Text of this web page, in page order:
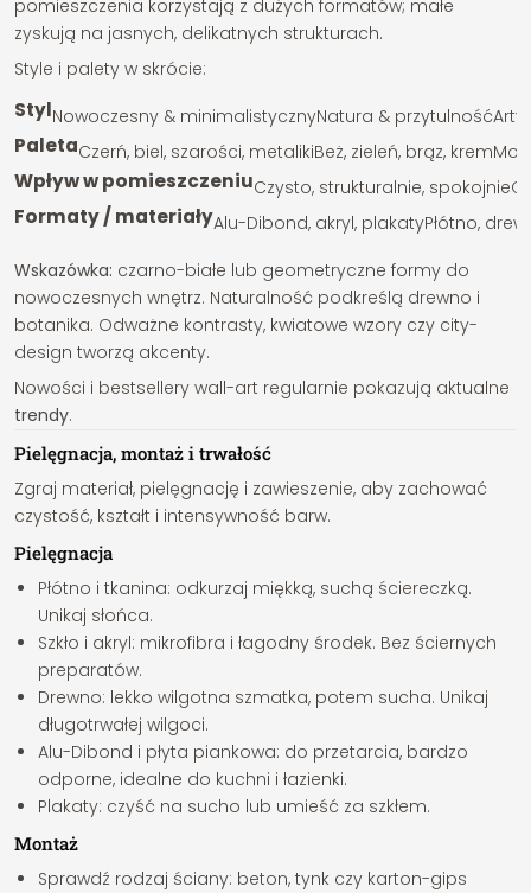
pomieszczenia korzystają z dużych formatów; małe
zyskują na jasnych, delikatnych strukturach.
Style i palety w skrócie:
StylNowoczesny & minimalistycznyNatura & przytulność
PaletaCzerń, biel, szarości, metalikiBeż, zieleń, brąz, krem
Wpływ w pomieszczeniuCzysto, strukturalnie, spokojnie
Formaty / materiałyAlu-Dibond, akryl, plakatyPłótno,
Wskazówka: czarno-białe lub geometryczne formy do
nowoczesnych wnętrz. Naturalność podkreślą drewno i
botanika. Odważne kontrasty, kwiatowe wzory czy city-
design tworzą akcenty.
Nowości i bestsellery wall-art regularnie pokazują aktualne
trendy.
Pielęgnacja, montaż i trwałość
Zgraj materiał, pielęgnację i zawieszenie, aby zachować
czystość, kształt i intensywność barw.
Pielęgnacja
Płótno i tkanina: odkurzaj miękką, suchą ściereczką.
Unikaj słońca.
Szkło i akryl: mikrofibra i łagodny środek. Bez ściernych
preparatów.
Drewno: lekko wilgotna szmatka, potem sucha. Unikaj
długotrwałej wilgoci.
Alu-Dibond i płyta piankowa: do przetarcia, bardzo
odporne, idealne do kuchni i łazienki.
Plakaty: czyść na sucho lub umieść za szkłem.
Montaż
Sprawdź rodzaj ściany: beton, tynk czy karton-gips